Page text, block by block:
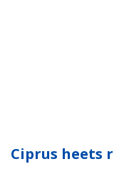
Ciprus heets r